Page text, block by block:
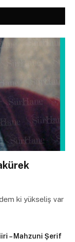
ki yükseliş var
– Mahzuni Şerif